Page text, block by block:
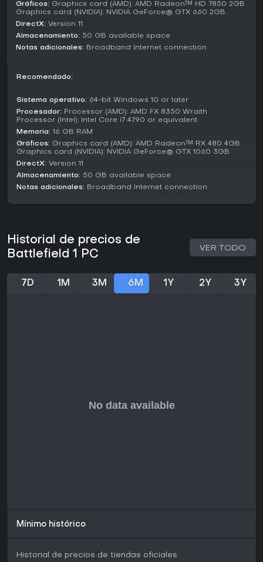
una ofrece uniformes y voces únicas, aunque las
mecánicas base son iguales para todos. Kits élite como el
lanzallamas o la sentry brindan potenciadores temporales
con armadura pesada y armas potentes.
bonds ganados en las partidas. La mecánica de
revivir rápido a caídos para sostener la fuerza del
Battlefield 1 conserva una base de jugadores activa en
2025, con servidores que mantienen el multijugador pese a
no haber actualizaciones desde 2018. La recepción resalta
su diseño sonoro atmosférico y fidelidad histórica, con un
Metacritic de 89 sobre 100 en PC según críticos. La
Para fans de FPS tácticos con toque histórico, Battlefield 1
sigue siendo una opción sólida, sobre todo si prefieres
multijugador masivo al solo. Su disponibilidad por compra
accesible, pero quienes busquen actualizaciones
constantes podrían mirar otras alternativas. En conjunto, su
Gráficos: Graphics card (AMD): AMD Radeon™ HD 7850 2GB
Graphics card (NVIDIA): NVIDIA GeForce® GTX 660 2GB
DirectX: Version 11
Almacenamiento: 50 GB available space
Notas adicionales: Broadband Internet connection
Recomendado:
Sistema operativo: 64-bit Windows 10 or later
Procesador: Processor (AMD): AMD FX 8350 Wraith
Processor (Intel): Intel Core i7 4790 or equivalent
Memoria: 16 GB RAM
Gráficos: Graphics card (AMD): AMD Radeon™ RX 480 4GB
Graphics card (NVIDIA): NVIDIA GeForce® GTX 1060 3GB
DirectX: Version 11
Almacenamiento: 50 GB available space
Notas adicionales: Broadband Internet connection
Historial de precios de
Battlefield 1 PC
VER TODO
7D 1M 3M 6M 1Y 2Y 3Y
Mínimo histórico
Historial de precios de tiendas oficiales